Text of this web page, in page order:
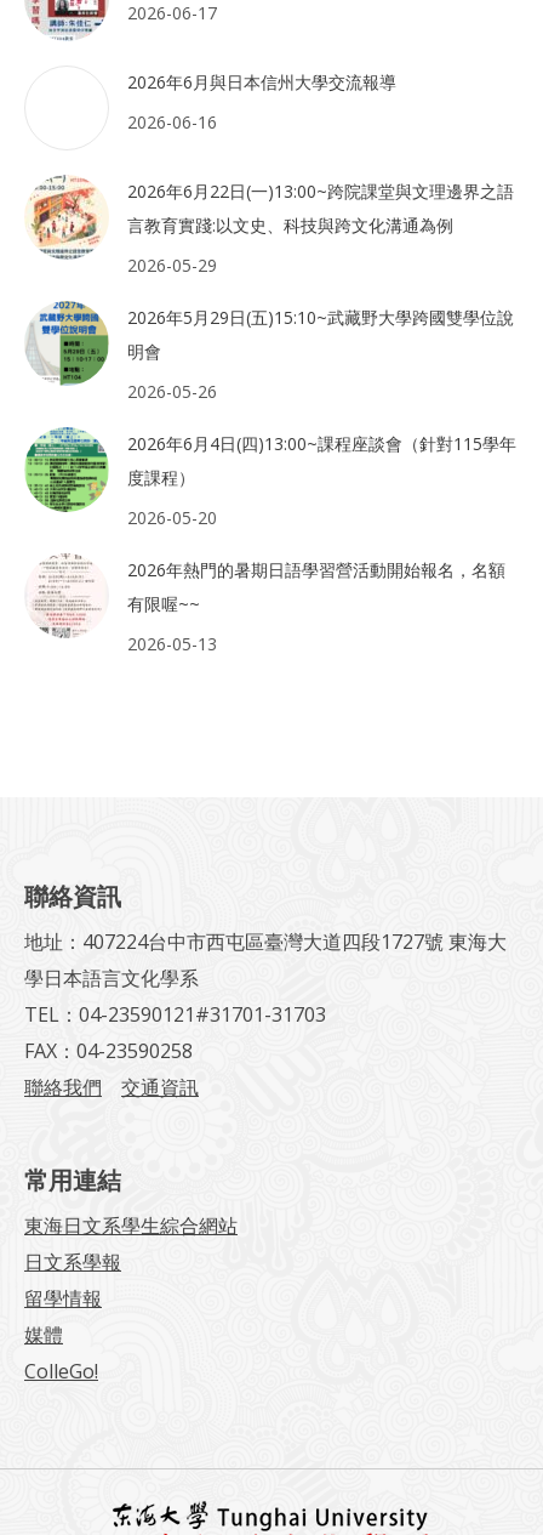
2026-06-17
2026年6月與日本信州大學交流報導
2026-06-16
2026年6月22日(一)13:00~跨院課堂與文理邊界之語
言教育實踐:以文史、科技與跨文化溝通為例
2026-05-29
2026年5月29日(五)15:10~武藏野大學跨國雙學位說
明會
2026-05-26
2026年6月4日(四)13:00~課程座談會（針對115學年
度課程）
2026-05-20
2026年熱門的暑期日語學習營活動開始報名，名額
有限喔~~
2026-05-13
聯絡資訊
地址：407224台中市西屯區臺灣大道四段1727號 東海大
學日本語言文化學系
TEL：04-23590121#31701-31703
FAX：04-23590258
聯絡我們
交通資訊
常用連結
東海日文系學生綜合網站
日文系學報
留學情報
媒體
ColleGo!